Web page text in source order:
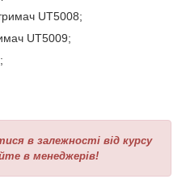
UT5008;
UT5009;
в залежності від курсу
в менеджерів!